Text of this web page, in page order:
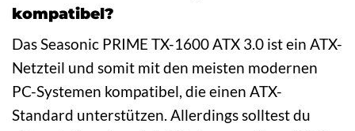
kompatibel?
Das Seasonic PRIME TX-1600 ATX 3.0 ist ein ATX-
Netzteil und somit mit den meisten modernen
PC-Systemen kompatibel, die einen ATX-
Standard unterstützen. Allerdings solltest du